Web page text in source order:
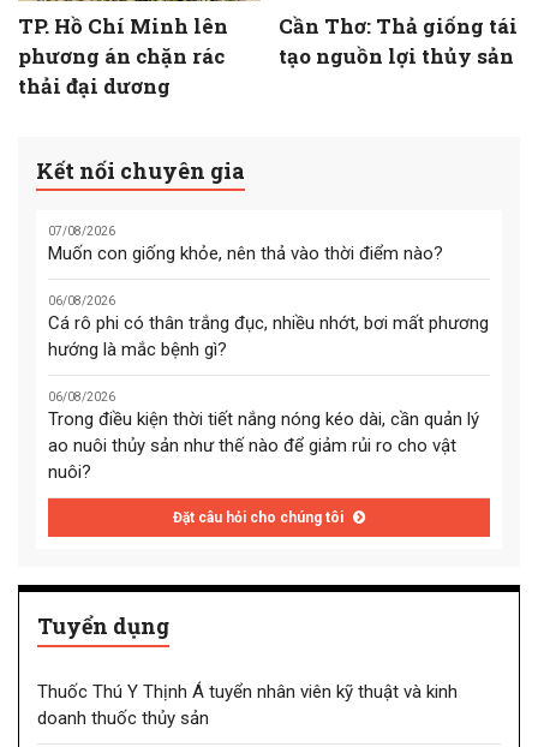
TP. Hồ Chí Minh lên
phương án chặn rác
thải đại dương
Cần Thơ: Thả giống tái
tạo nguồn lợi thủy sản
Kết nối chuyên gia
07/08/2026
Muốn con giống khỏe, nên thả vào thời điểm nào?
06/08/2026
Cá rô phi có thân trắng đục, nhiều nhớt, bơi mất phương
hướng là mắc bệnh gì?
06/08/2026
Trong điều kiện thời tiết nắng nóng kéo dài, cần quản lý
ao nuôi thủy sản như thế nào để giảm rủi ro cho vật
nuôi?
Đặt câu hỏi cho chúng tôi
Tuyển dụng
Thuốc Thú Y Thịnh Á tuyển nhân viên kỹ thuật và kinh
doanh thuốc thủy sản